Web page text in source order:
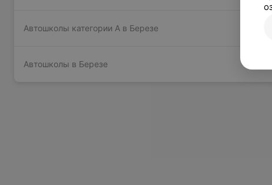
Автошколы категории A в Березе
Автошколы в Березе